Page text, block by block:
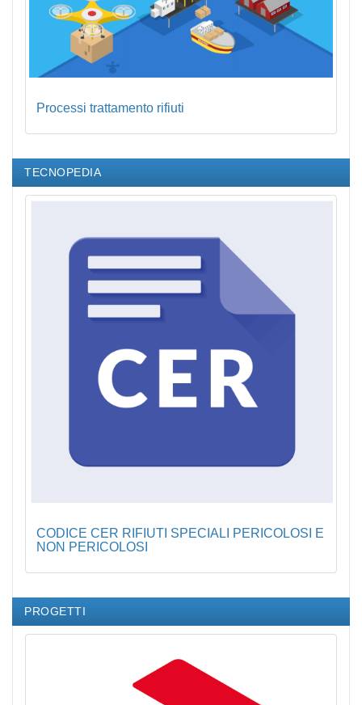
Processi trattamento rifiuti
TECNOPEDIA
CODICE CER RIFIUTI SPECIALI PERICOLOSI E
NON PERICOLOSI
PROGETTI